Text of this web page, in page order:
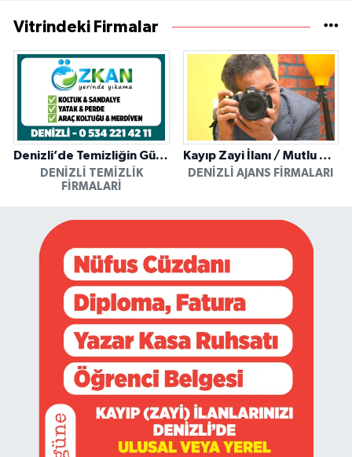
Vitrindeki Firmalar
Denizli’de Temizliğin Güvenilir Adresi: Özkan Yerinde Yıkama
DENIZLI TEMIZLIK
FIRMALARI
Kayıp Zayi İlanı / Mutlu Ajans / Denizli
DENIZLI AJANS FIRMALARI